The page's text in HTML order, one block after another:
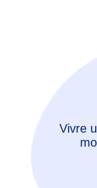
Vivre